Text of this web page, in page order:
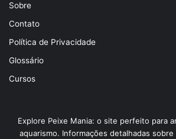
Sobre
Contato
Política de Privacidade
Glossário
Cursos
Explore Peixe Mania: o site perfeito para
aquarismo. Informações detalhadas